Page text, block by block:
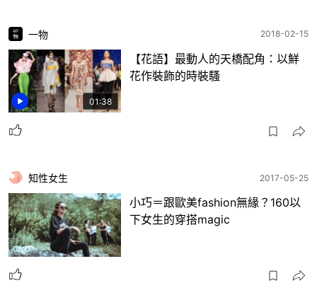
01:38
一物 2018-02-15
【花語】最動人的天橋配角：以鮮
花作裝飾的時裝騷
知性女生 2017-05-25
小巧＝跟歐美fashion無緣？160以
下女生的穿搭magic